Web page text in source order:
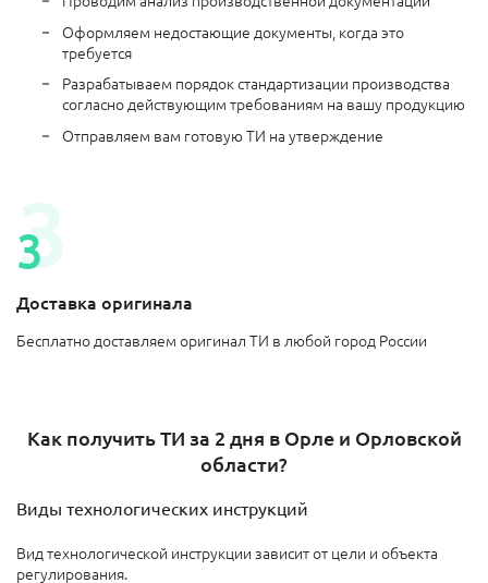
Оформляем недостающие документы, когда это
требуется
Разрабатываем порядок стандартизации производства
согласно действующим требованиям на вашу продукцию
Отправляем вам готовую ТИ на утверждение
Доставка оригинала
Бесплатно доставляем оригинал ТИ в любой город России
Как получить ТИ за 2 дня в Орле и Орловской
области?
Виды технологических инструкций
Вид технологической инструкции зависит от цели и объекта
регулирования.